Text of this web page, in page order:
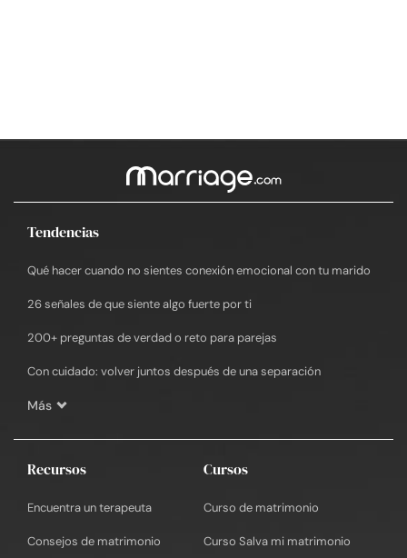
Tendencias
Qué hacer cuando no sientes conexión emocional con tu marido
26 señales de que siente algo fuerte por ti
200+ preguntas de verdad o reto para parejas
Con cuidado: volver juntos después de una separación
Más
Recursos
Encuentra un terapeuta
Consejos de matrimonio
Cursos
Curso de matrimonio
Curso Salva mi matrimonio